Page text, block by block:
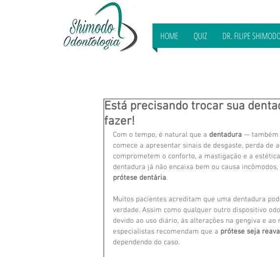
HOME QUIZ DR. FILIPE
Está precisando trocar sua
fazer!
Com o tempo, é natural que a dentadura — também
comece a apresentar sinais de desgaste, perda de
comprometem o conforto, a mastigação e a
dentadura já não encaixa bem ou causa
prótese dentária.
Muitos pacientes acreditam que uma dentadura
verdade. Assim como qualquer outro dispositivo
devido ao uso diário, às alterações na gengiva e ao
especialistas recomendam que a prótese seja
dependendo do caso.